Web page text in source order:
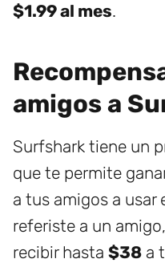
$1.99 al mes.
amigos a
Surfshark tiene un
que te permite
a tus amigos a usar
referiste a un
recibir hasta $38 a